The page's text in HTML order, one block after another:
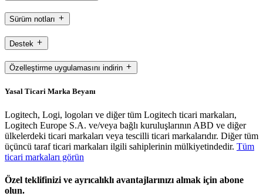
Sürüm notları
Destek
Özelleştirme uygulamasını indirin
Yasal Ticari Marka Beyanı
Logitech, Logi, logoları ve diğer tüm Logitech ticari markaları,
Logitech Europe S.A. ve/veya bağlı kuruluşlarının ABD ve diğer
ülkelerdeki ticari markaları veya tescilli ticari markalarıdır. Diğer tüm
üçüncü taraf ticari markaları ilgili sahiplerinin mülkiyetindedir. Tüm
ticari markaları görün
Özel teklifinizi ve ayrıcalıklı avantajlarınızı almak için abone
olun.